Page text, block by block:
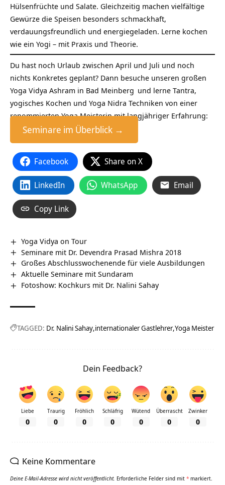
Hülsenfrüchte und Salate. Gleichzeitig machen vielfältige
Gewürze die Speisen besonders schmackhaft,
verdauungsfreundlich und energiegeladen. Lerne kochen
wie ein Yogi – mit Praxis und Theorie.
Du hast noch Urlaub zwischen April und Juli und noch
nichts Konkretes geplant? Dann besuche unseren großen
Yoga Vidya Ashram in Bad Meinberg und lerne Tantra,
yogisches Kochen und Yoga Nidra Techniken von einer
renommierten Yoga Meisterin mit langjähriger Erfahrung:
Seminare im Überblick →
Facebook Share on X
LinkedIn WhatsApp Email
Copy Link
Yoga Vidya on Tour
Seminare mit Dr. Devendra Prasad Mishra 2018
Großes Abschlusswochenende für viele Ausbildungen
Aktuelle Seminare mit Sundaram
Fotoshow: Kochkurs mit Dr. Nalini Sahay
TAGGED: Dr. Nalini Sahay internationaler Gastlehrer Yoga Meister
Dein Feedback?
Liebe
0
Traurig
0
Fröhlich
0
Schläfrig
0
Wütend
0
Überrascht
0
Zwinker
0
Keine Kommentare
Deine E-Mail-Adresse wird nicht veröffentlicht. Erforderliche Felder sind mit * markiert.